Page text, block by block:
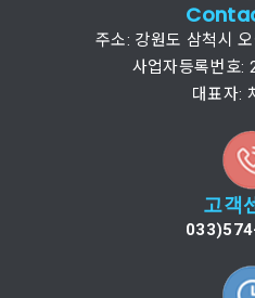
주소: 강원도 삼척시
사업자등록번호:
대표자:
고객